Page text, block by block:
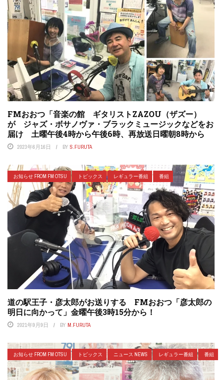
FMおおつ「音楽の館 ギタリストZAZOU（ザズー）
が ジャズ・ボサノヴァ・ブラックミュージックなどをお
届け 土曜午後4時から午後6時、再放送日曜朝8時から
2023年6月16日 BY S.FURUTA
お知らせ FROM FM OTSU トピックス レギュラー番組 番組
道の駅王子・彦太郎がお送りする FMおおつ「彦太郎の
明日に向かって」金曜午後3時15分から！
2021年9月9日 BY M.FURUTA
お知らせ FROM FM OTSU トピックス ニュース NEWS レギュラー番組 番組